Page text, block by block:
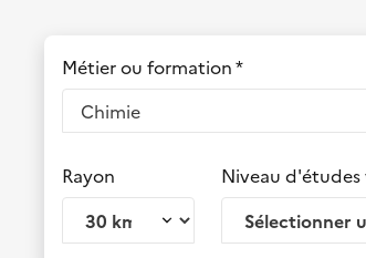
Métier ou formation *
Rayon Niveau d'études